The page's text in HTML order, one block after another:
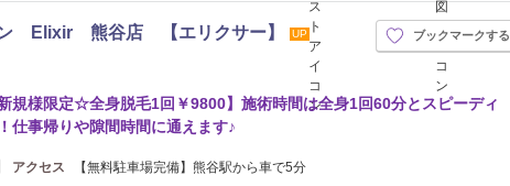
Elixir 熊谷店 【エリクサー】 UP ブックマークする
新規様限定☆全身脱毛1回￥9800】施術時間は全身1回60分とスピーディ
仕事帰りや隙間時間に通えます♪
アクセス
【無料駐車場完備】熊谷駅から車で5分